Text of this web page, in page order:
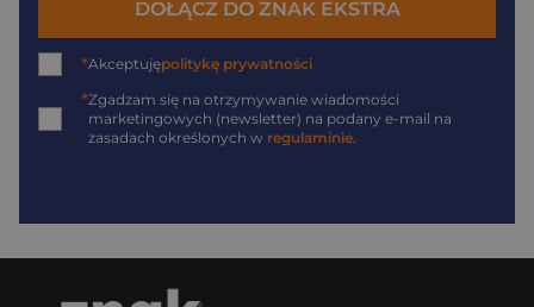
DOŁĄCZ DO ZNAK EKSTRA
*Akceptujępolitykę prywatności
*Zgadzam się na otrzymywanie wiadomości
marketingowych (newsletter) na podany e-mail na
zasadach określonych w regulaminie.